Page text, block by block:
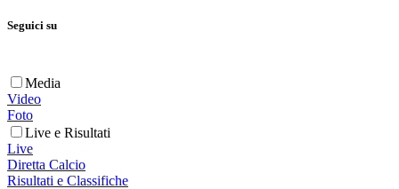
Seguici su
Media
Video
Foto
Live e Risultati
Live
Diretta Calcio
Risultati e Classifiche